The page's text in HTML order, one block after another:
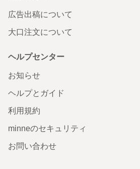
広告出稿について
大口注文について
ヘルプセンター
お知らせ
ヘルプとガイド
利用規約
minneのセキュリティ
お問い合わせ